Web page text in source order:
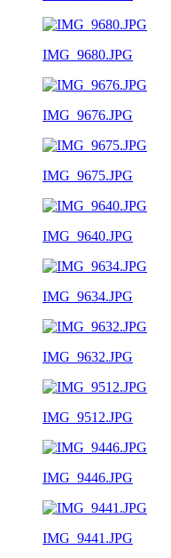
IMG_9680.JPG
IMG_9676.JPG
IMG_9675.JPG
IMG_9640.JPG
IMG_9634.JPG
IMG_9632.JPG
IMG_9512.JPG
IMG_9446.JPG
IMG_9441.JPG